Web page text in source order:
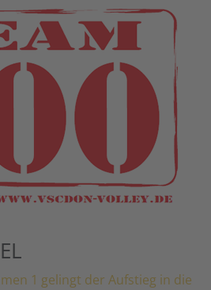
1 gelingt der Aufstieg in die